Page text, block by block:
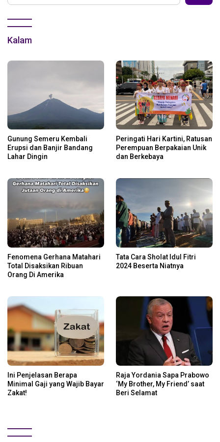
Kalam
Gunung Semeru Kembali
Erupsi dan Banjir Bandang
Lahar Dingin
Peringati Hari Kartini, Ratusan
Perempuan Berpakaian Unik
dan Berkebaya
Fenomena Gerhana Matahari
Total Disaksikan Ribuan
Orang Di Amerika
Tata Cara Sholat Idul Fitri
2024 Beserta Niatnya
Ini Penjelasan Berapa
Minimal Gaji yang Wajib Bayar
Zakat!
Raja Yordania Sapa Prabowo
‘My Brother, My Friend’ saat
Beri Selamat